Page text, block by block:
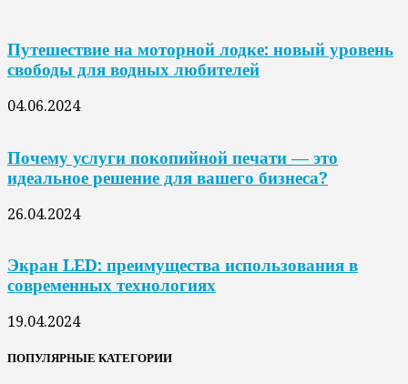
Путешествие на моторной лодке: новый уровень
свободы для водных любителей
04.06.2024
Почему услуги покопийной печати — это
идеальное решение для вашего бизнеса?
26.04.2024
Экран LED: преимущества использования в
современных технологиях
19.04.2024
ПОПУЛЯРНЫЕ КАТЕГОРИИ